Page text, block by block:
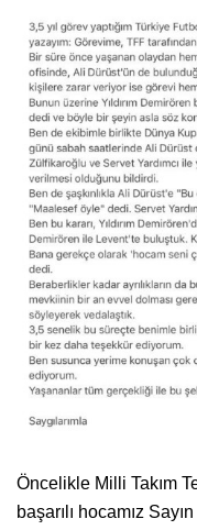
Öncelikle Milli Takım
başarılı hocamız